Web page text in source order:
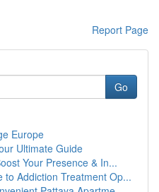
Report Page
Go
Europe
Ultimate Guide
Your Presence & In...
to Addiction Treatment Op...